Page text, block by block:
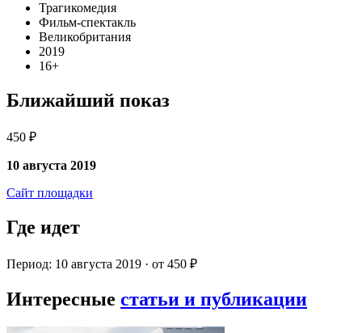
Трагикомедия
Фильм-спектакль
Великобритания
2019
16+
Ближайший показ
450 ₽
10 августа 2019
Сайт площадки
Где идет
Период: 10 августа 2019 · от 450 ₽
Интересные статьи и публикации